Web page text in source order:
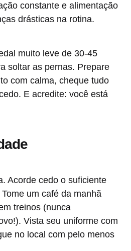
constante e alimentação
drásticas na rotina.
muito leve de 30-45
soltar as pernas. Prepare
com calma, cheque tudo
E acredite: você está
Acorde cedo o suficiente
um café da manhã
treinos (nunca
Vista seu uniforme com
no local com pelo menos